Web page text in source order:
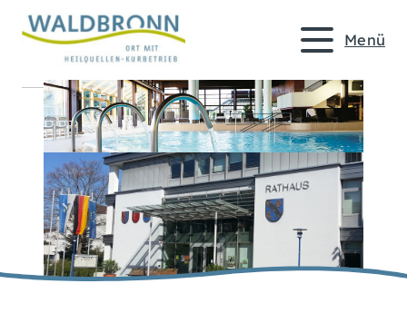
Menü